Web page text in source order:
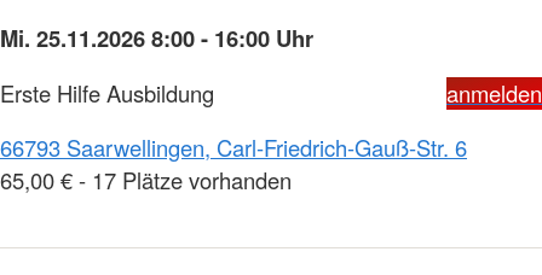
Mi. 25.11.2026 8:00 - 16:00 Uhr
Erste Hilfe Ausbildung
anmelden
66793 Saarwellingen, Carl-Friedrich-Gauß-Str. 6
65,00 € - 17 Plätze vorhanden